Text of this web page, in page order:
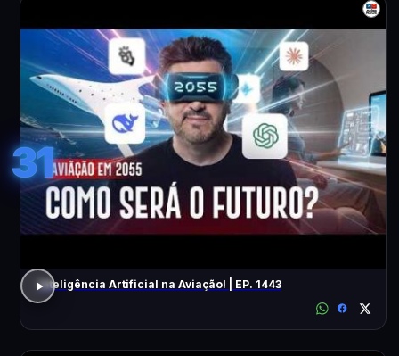
31
Inteligência Artificial na Aviação! | EP. 1443